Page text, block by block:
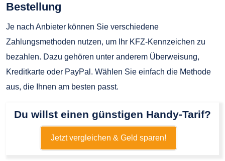
Bestellung
Je nach Anbieter können Sie verschiedene
Zahlungsmethoden nutzen, um Ihr KFZ-Kennzeichen zu
bezahlen. Dazu gehören unter anderem Überweisung,
Kreditkarte oder PayPal. Wählen Sie einfach die Methode
aus, die Ihnen am besten passt.
Du willst einen günstigen Handy-Tarif?
Jetzt vergleichen & Geld sparen!